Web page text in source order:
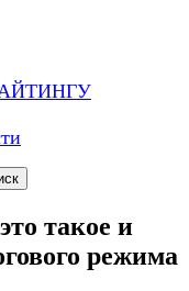
такое и
режима